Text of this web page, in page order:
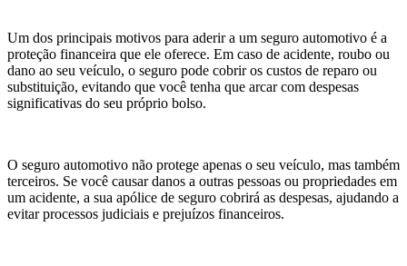
Um dos principais motivos para aderir a um seguro automotivo é a
proteção financeira que ele oferece. Em caso de acidente, roubo ou
dano ao seu veículo, o seguro pode cobrir os custos de reparo ou
substituição, evitando que você tenha que arcar com despesas
significativas do seu próprio bolso.
O seguro automotivo não protege apenas o seu veículo, mas também
terceiros. Se você causar danos a outras pessoas ou propriedades em
um acidente, a sua apólice de seguro cobrirá as despesas, ajudando a
evitar processos judiciais e prejuízos financeiros.